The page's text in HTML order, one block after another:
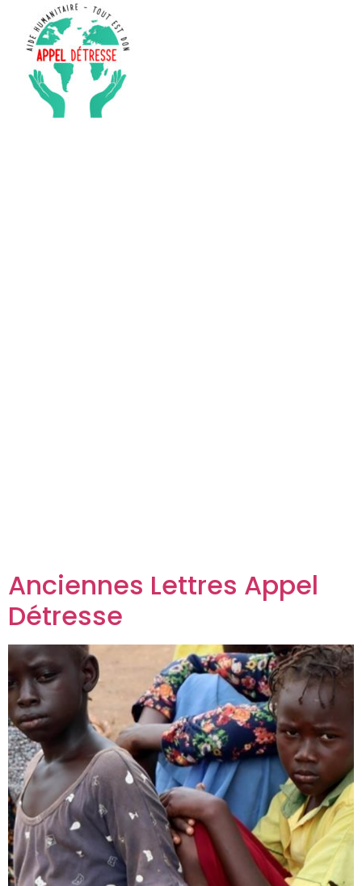
Anciennes Lettres Appel
Détresse